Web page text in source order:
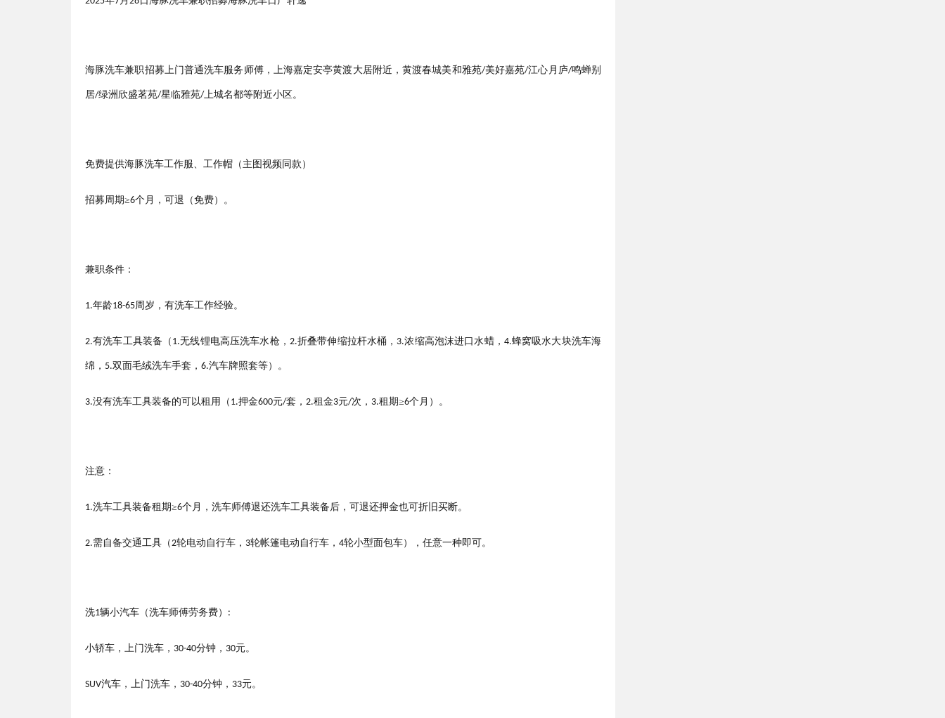
海豚洗车兼职招募上门普通洗车服务 师傅，上海嘉定安亭黄渡大居附近，黄渡春城美和雅苑/美好嘉苑/江心月庐/鸣蝉别
居/绿洲欣盛茗苑/星临雅苑/上城名都等附近小区。
免费提供海豚洗车工作服、工作帽（主图视频同款）
招募周期≥6个月，可退（免费）。
兼职条件：
1.年龄18-65周岁，有洗车工作经验。
2.有洗车工具装备（ 1.无线锂电高压洗车水枪， 2.折叠带伸缩拉杆水桶， 3.浓缩高泡沫进口水蜡， 4.蜂窝吸水大块洗车海
绵， 5.双面毛绒洗车手套， 6.汽车牌照套等）。
3.没有洗车工具装备的可以租用（ 1.押金600元/套， 2.租金3元/次， 3.租期≥6个月）。
注意：
1.洗车工具装备租期≥6个月，洗车师傅退还洗车工具装备后，可退还押金也可折旧买断。
2.需自备交通工具（2轮电动自行车， 3轮帐篷电动自行车， 4轮小型面包车），任意一种即可。
洗1辆小汽车 （洗车师傅劳务费） :
小轿车，上门洗车， 30-40分钟， 30元。
SUV汽车，上门洗车， 30-40分钟， 33元。